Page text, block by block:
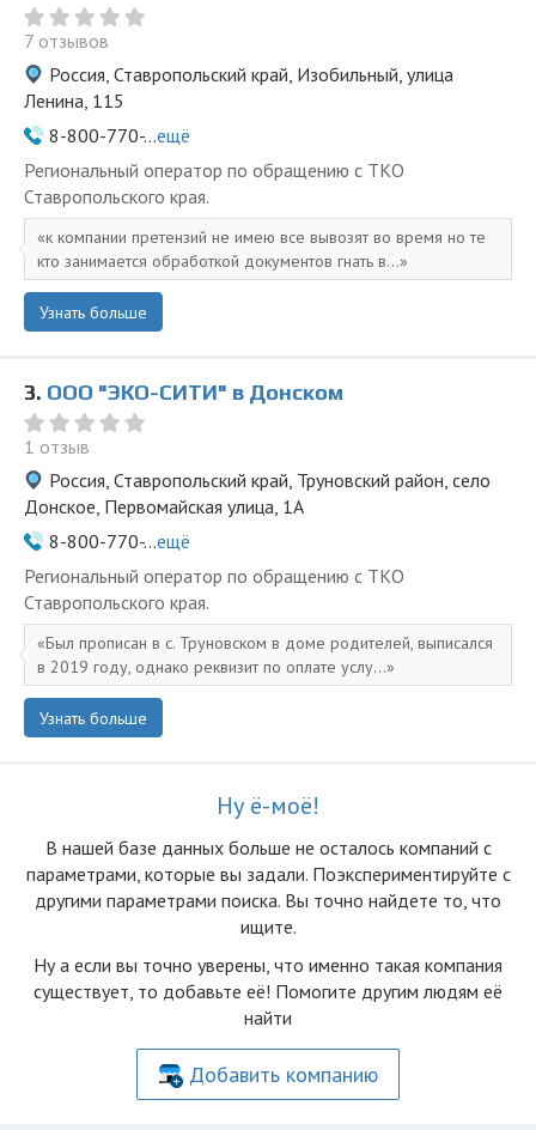
7 отзывов
Россия, Ставропольский край, Изобильный, улица
Ленина, 115
8-800-770-...ещё
Региональный оператор по обращению с ТКО
Ставропольского края.
к компании претензий не имею все вывозят во время но те
кто занимается обработкой документов гнать в...
Узнать больше
3. ООО "ЭКО-СИТИ" в Донском
1 отзыв
Россия, Ставропольский край, Труновский район, село
Донское, Первомайская улица, 1А
8-800-770-...ещё
Региональный оператор по обращению с ТКО
Ставропольского края.
Был прописан в с. Труновском в доме родителей, выписался
в 2019 году, однако реквизит по оплате услу...
Узнать больше
Ну ё-моё!
В нашей базе данных больше не осталоcь компаний с
параметрами, которые вы задали. Поэкспериментируйте с
другими параметрами поиска. Вы точно найдете то, что
ищите.
Ну а если вы точно уверены, что именно такая компания
существует, то добавьте её! Помогите другим людям её
найти
Добавить компанию